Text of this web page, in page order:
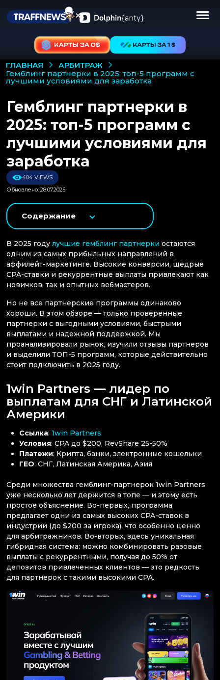
ГЛАВНАЯ
АРБИТРАЖ
гемблинг партнерки в 2025: топ-5 программ с
лучшими условиями для заработка
Гемблинг партнерки в
2025: топ-5 программ с
лучшими условиями для
заработка
404 VIEWS
Обновлено: 28.07.2025
Содержание
В 2025 году лучшие гемблинг партнерки остаются
одним из самых прибыльных направлений в
аффилейт-маркетинге. Высокие конверсии, щедрые
CPA-ставки и рекуррентные выплаты привлекают как
новичков, так и опытных вебмастеров.
Но не все партнерские программы одинаково
хороши. В этом обзоре — только проверенные
партнерки с выгодными условиями, быстрыми
выплатами и надежной поддержкой. Мы
проанализировали рынок, изучили отзывы партнеров
и выделили ТОП-5 программ, которые действительно
стоит подключить в 2025 году.
1win Partners — лидер по
выплатам для СНГ и Латинской
Америки
Ссылка:1win Partners
Условия: CPA до $200, RevShare 25-50%
Платежи: Крипта, банки, электронные кошельки
ГЕО: СНГ, Латинская Америка, Азия
Среди множества гемблинг-партнерок 1win Partners
уже несколько лет держится в топе — и этому есть
простое объяснение. Во-первых, программа
предлагает одни из самых высоких CPA-ставок в
индустрии (до $200 за игрока), что особенно ценно
для арбитражников. Во-вторых, здесь уникальная
гибридная система: можно комбинировать разовые
выплаты с рекуррентными, получая до 50% от
депозитов привлеченных клиентов — это редкость
для партнерок с такими высокими CPA.